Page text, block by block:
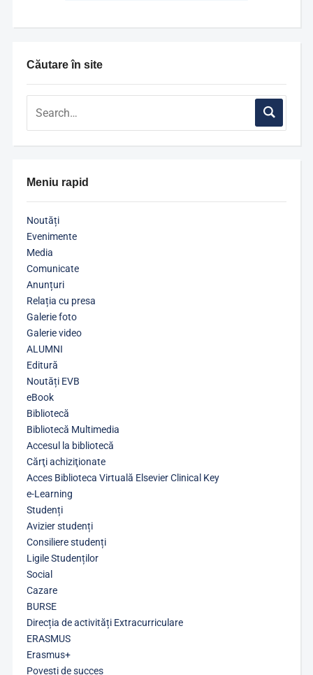
Căutare în site
Meniu rapid
Noutăți
Evenimente
Media
Comunicate
Anunțuri
Relația cu presa
Galerie foto
Galerie video
ALUMNI
Editură
Noutăți EVB
eBook
Bibliotecă
Bibliotecă Multimedia
Accesul la bibliotecă
Cărţi achiziţionate
Acces Biblioteca Virtuală Elsevier Clinical Key
e-Learning
Studenți
Avizier studenți
Consiliere studenți
Ligile Studenților
Social
Cazare
BURSE
Direcția de activități Extracurriculare
ERASMUS
Erasmus+
Povești de succes